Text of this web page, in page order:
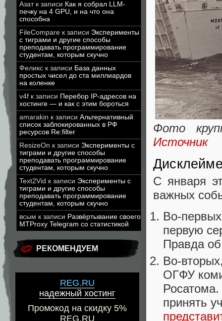
Азатк записи Как я собрал LLM-
печку на 4 GPU, и на что она
способна
FileCompare к записи Эксперименты
с тиграми и другие способы
преподавать программирование
студентам, которым скучно
Феликс к записи База данных
простых чисел до ста миллиардов
на коленке
v4f к записи Перебор IP-адресов на
хостинге — и как с этим бороться
amarakin к записи Альтернативный
список заблокированных в РФ
ресурсов Re:filter
ResizeOn к записи Эксперименты с
тиграми и другие способы
преподавать программирование
студентам, которым скучно
Text2Vid к записи Эксперименты с
тиграми и другие способы
преподавать программирование
студентам, которым скучно
всым к записи Развёртывание своего
MTProxy Telegram со статистикой
РЕКОМЕНДУЕМ
REG.RU
надежный хостинг
Промокод на скидку 5%
REG.RU
Фото
Источник
С января
важных
Во-
первую
Правда
Во-
ОГФУ
принять